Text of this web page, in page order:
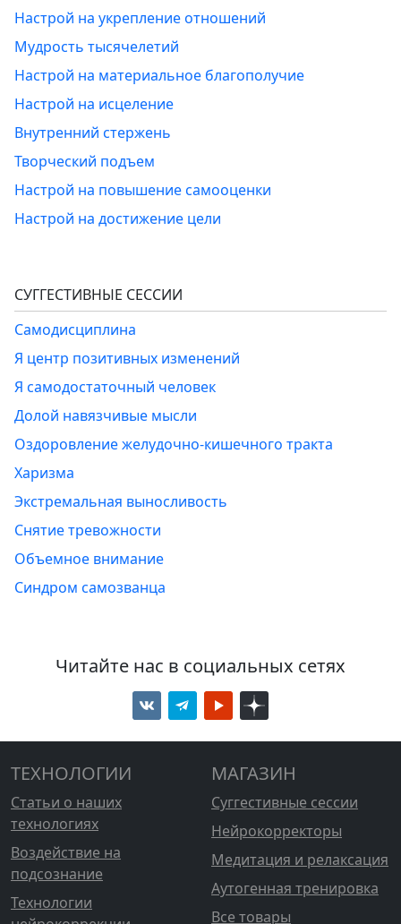
Настрой на укрепление отношений
Мудрость тысячелетий
Настрой на материальное благополучие
Настрой на исцеление
Внутренний стержень
Творческий подъем
Настрой на повышение самооценки
Настрой на достижение цели
СУГГЕСТИВНЫЕ СЕССИИ
Самодисциплина
Я центр позитивных изменений
Я самодостаточный человек
Долой навязчивые мысли
Оздоровление желудочно-кишечного тракта
Харизма
Экстремальная выносливость
Снятие тревожности
Объемное внимание
Синдром самозванца
Читайте нас в социальных сетях
ТЕХНОЛОГИИ
Статьи о наших
технологиях
Воздействие на
подсознание
Технологии
МАГАЗИН
Суггестивные сессии
Нейрокорректоры
Медитация и релаксация
Аутогенная тренировка
Все товары